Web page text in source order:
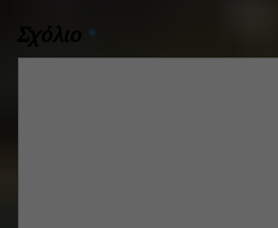
*